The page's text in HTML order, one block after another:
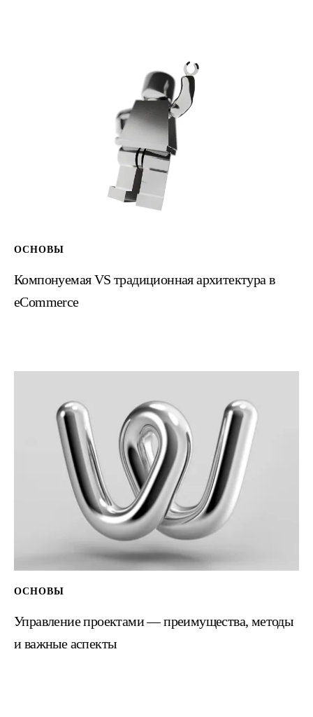
Компонуемая VS традиционная архитектура в
eCommerce
Управление проектами — преимущества, методы
и важные аспекты